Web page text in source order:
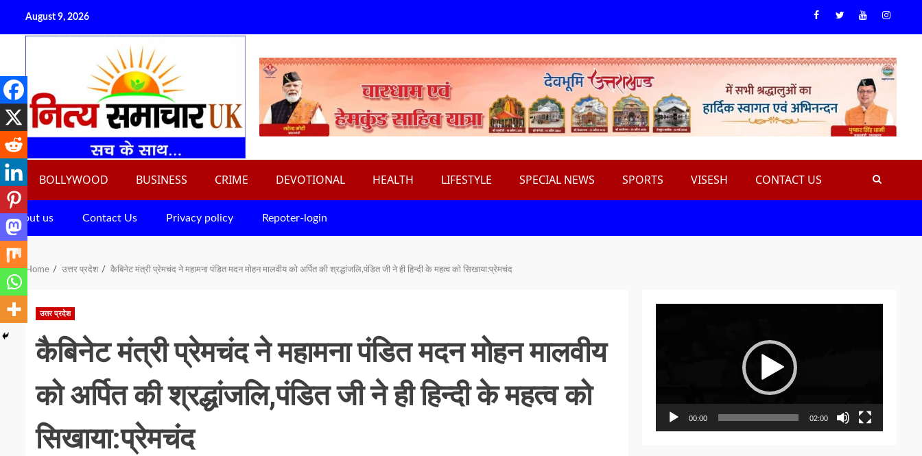
content
August 9, 2026 Facebook
TwiteerYoutube
BOLLYWOOD BUSINESS CRIME DEVOTIONAL HEALTH LIFESTYLE SPECIAL NEWS SPORTS VISESH CONTACT US
About us Contact Us Privacy policy Repoter-login
Home उत्तर प्रदेश कैबिनेट मंत्री प्रेमचंद ने महामना पंडित मदन मोहन मालवीय को अर्पित की श्रद्धांजलि,पंडित जी ने ही हिन्दी के महत्व को सिखाया:प्रेमचंद
उत्तर प्रदेश
कैबिनेट मंत्री प्रेमचंद ने महामना पंडित मदन मोहन मालवीय
को अर्पित की श्रद्धांजलि,पंडित जी ने ही हिन्दी के महत्व को
सिखाया:प्रेमचंद
00:00 02:00